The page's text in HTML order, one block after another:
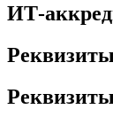
ИТ-
Реквизиты